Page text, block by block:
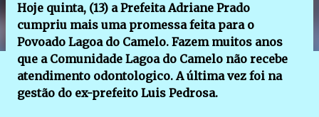
Hoje quinta, (13) a Prefeita Adriane Prado
cumpriu mais uma promessa feita para o
Povoado Lagoa do Camelo. Fazem muitos anos
que a Comunidade Lagoa do Camelo não recebe
atendimento odontologico. A última vez foi na
gestão do ex-prefeito Luis Pedrosa.